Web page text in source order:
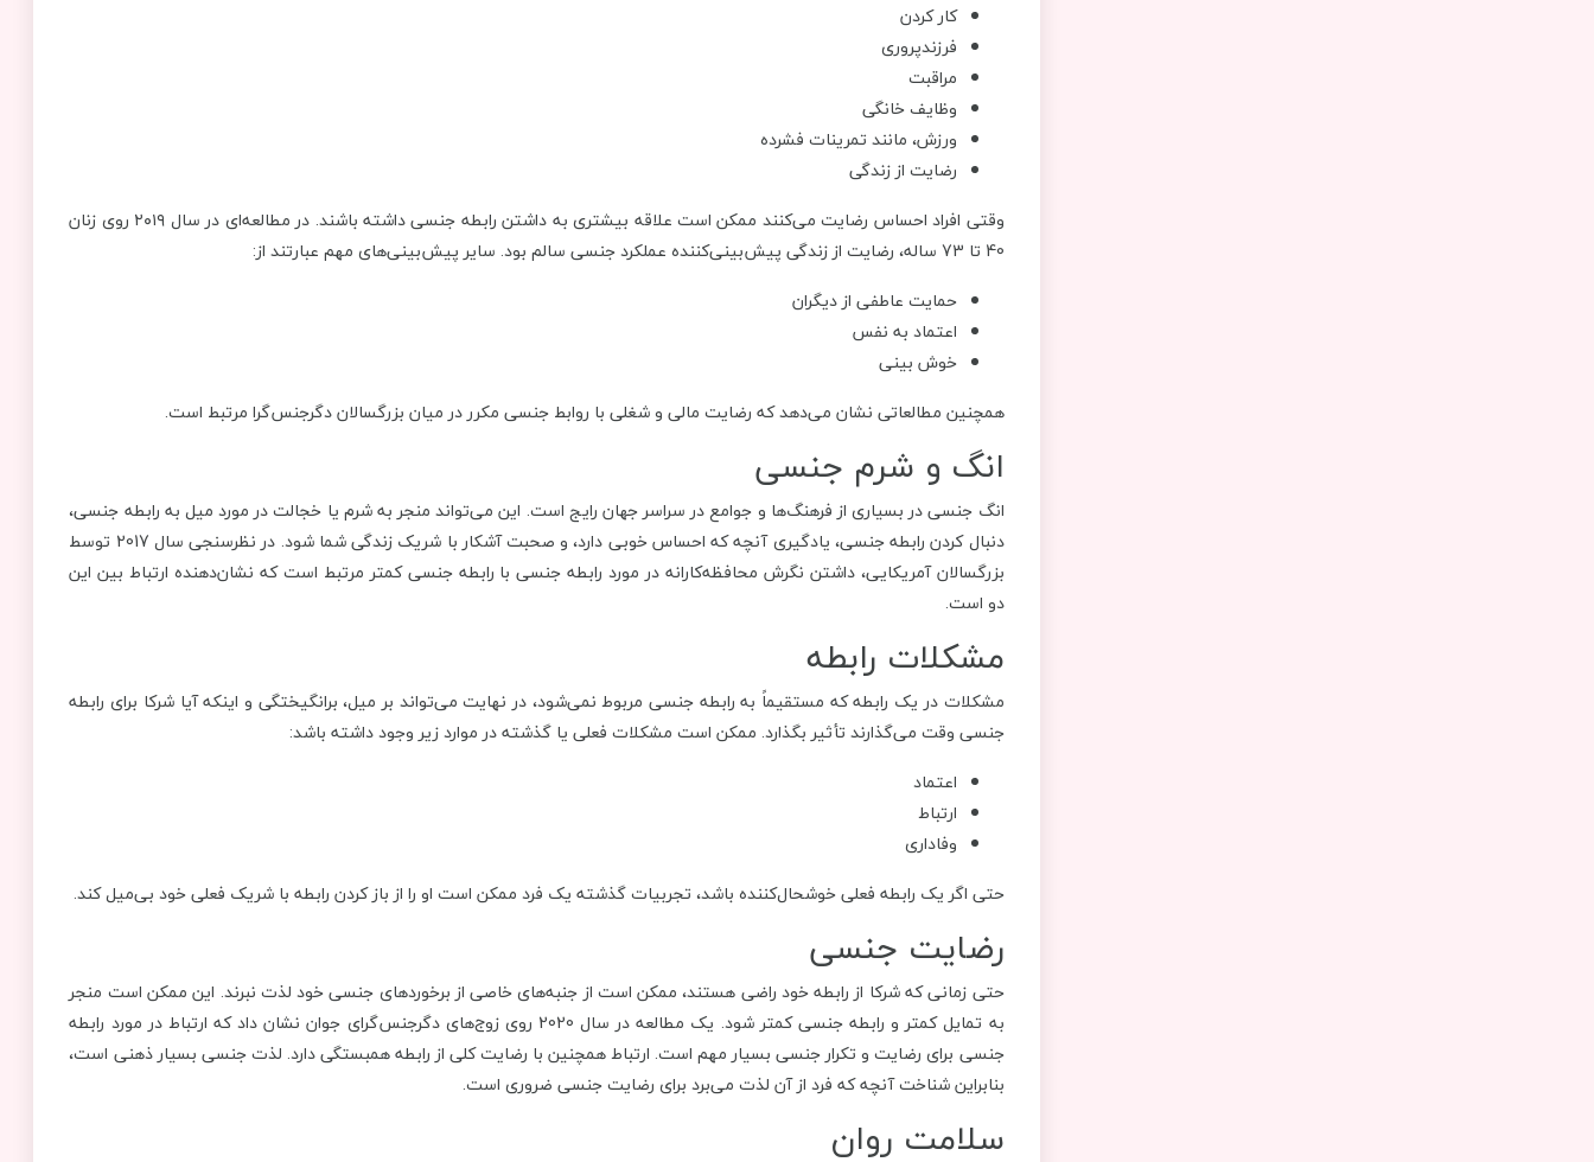
کار کردن
فرزندپروری
مراقبت
وظایف خانگی
ورزش، مانند تمرینات فشرده
رضایت از زندگی
وقتی افراد احساس رضایت می‌کنند ممکن است علاقه بیشتری به داشتن رابطه جنسی داشته باشند. در مطالعه‌ای در سال ۲۰۱۹ روی زنان
40 تا 73 ساله، رضایت از زندگی پیش‌بینی‌کننده عملکرد جنسی سالم بود. سایر پیش‌بینی‌های مهم عبارتند از:
حمایت عاطفی از دیگران
اعتماد به نفس
خوش بینی
همچنین مطالعاتی نشان می‌دهد که رضایت مالی و شغلی با روابط جنسی مکرر در میان بزرگسالان دگرجنس‌گرا مرتبط است.
انگ و شرم جنسی
انگ جنسی در بسیاری از فرهنگ‌ها و جوامع در سراسر جهان رایج است. این می‌تواند منجر به شرم یا خجالت در مورد میل به رابطه جنسی،
دنبال کردن رابطه جنسی، یادگیری آنچه که احساس خوبی دارد، و صحبت آشکار با شریک زندگی شما شود. در نظرسنجی سال 2017 توسط
بزرگسالان آمریکایی، داشتن نگرش محافظه‌کارانه در مورد رابطه جنسی با رابطه جنسی کمتر مرتبط است که نشان‌دهنده ارتباط بین این
دو است.
مشکلات رابطه
مشکلات در یک رابطه که مستقیماً به رابطه جنسی مربوط نمی‌شود، در نهایت می‌تواند بر میل، برانگیختگی و اینکه آیا شرکا برای رابطه
جنسی وقت می‌گذارند تأثیر بگذارد. ممکن است مشکلات فعلی یا گذشته در موارد زیر وجود داشته باشد:
اعتماد
ارتباط
وفاداری
حتی اگر یک رابطه فعلی خوشحال‌کننده باشد، تجربیات گذشته یک فرد ممکن است او را از باز کردن رابطه با شریک فعلی خود بی‌میل کند.
رضایت جنسی
حتی زمانی که شرکا از رابطه خود راضی هستند، ممکن است از جنبه‌های خاصی از برخوردهای جنسی خود لذت نبرند. این ممکن است منجر
به تمایل کمتر و رابطه جنسی کمتر شود. یک مطالعه در سال 2020 روی زوج‌های دگرجنس‌گرای جوان نشان داد که ارتباط در مورد رابطه
جنسی برای رضایت و تکرار جنسی بسیار مهم است. ارتباط همچنین با رضایت کلی از رابطه همبستگی دارد. لذت جنسی بسیار ذهنی است،
بنابراین شناخت آنچه که فرد از آن لذت می‌برد برای رضایت جنسی ضروری است.
سلامت روان